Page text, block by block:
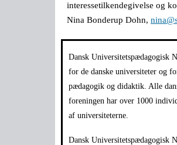
interessetilkendegivelse og
Nina Bonderup Dohn,
Dansk Universitetspædagogisk
for de danske universiteter og
pædagogik og didaktik. Alle
foreningen har over 1000
af universiteterne.
Dansk Universitetspædagogisk